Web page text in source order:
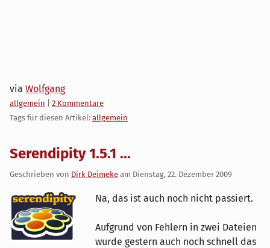
via Wolfgang
Kategorien:
allgemein
2 Kommentare
Tags für diesen Artikel: allgemein
Serendipity 1.5.1 ...
Geschrieben von Dirk Deimeke am Dienstag, 22. Dezember 2009
Na, das ist auch noch nicht passiert.
Aufgrund von Fehlern in zwei Dateien
wurde gestern auch noch schnell das